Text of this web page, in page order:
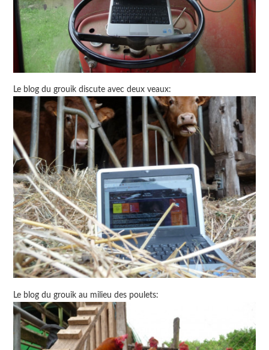
Le blog du grouik discute avec deux veaux:
Le blog du grouik au milieu des poulets: